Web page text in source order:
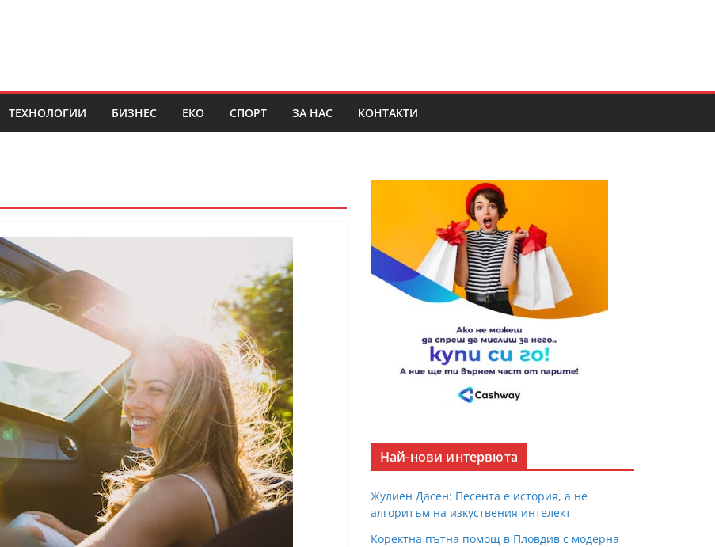
ТЕХНОЛОГИИ БИЗНЕС ЕКО СПОРТ ЗА НАС КОНТАКТИ
Най-нови интервюта
Жулиен Дасен: Песента е история, а не
алгоритъм на изкуствения интелект
Коректна пътна помощ в Пловдив с модерна